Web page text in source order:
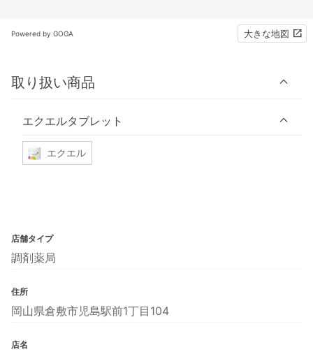
Powered by GOGA 大きな地図
取り扱い商品
エクエルタブレット
エクエル
店舗タイプ
調剤薬局
住所
岡山県倉敷市児島駅前1丁目104
店名